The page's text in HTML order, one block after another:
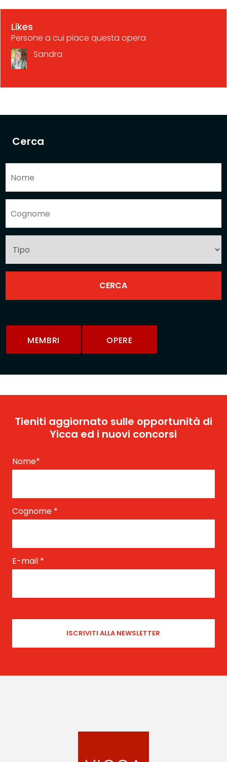
Cerca
MEMBRI OPERE
Likes
Persone a cui piace questa opera
Sandra
Tieniti aggiornato sulle opportunità di
Yicca ed i nuovi concorsi
Nome*
Cognome *
E-mail *